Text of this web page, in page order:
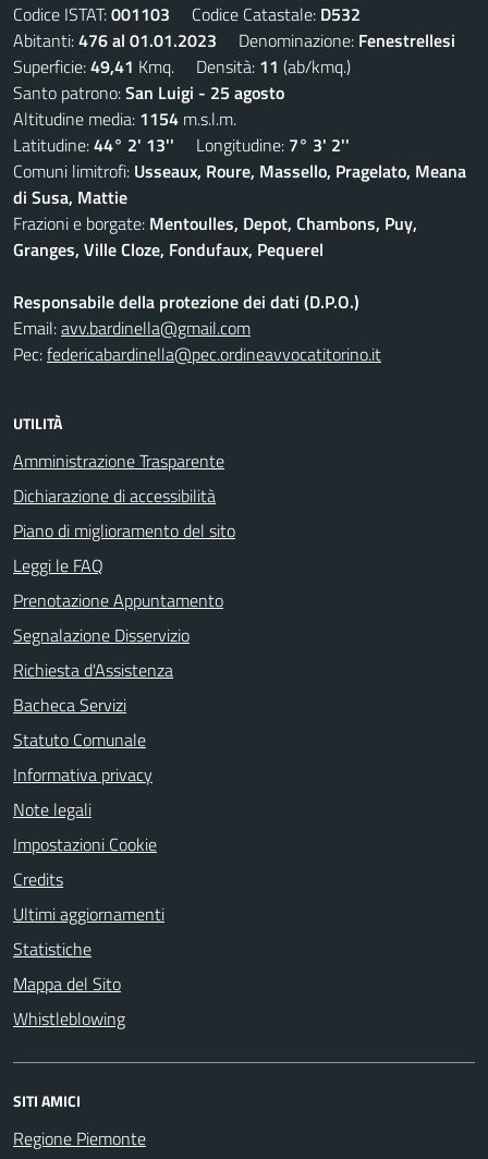
Codice ISTAT:001103 Codice Catastale: D532
Abitanti:476 al 01.01.2023 Denominazione: Fenestrellesi
Superficie:49,41 Kmq. Densità: 11 (ab/kmq.)
Santo patrono:San Luigi - 25 agosto
Altitudine media: 1154 m.s.l.m.
Latitudine:44° 2' 13'' Longitudine: 7° 3' 2''
Comuni limitrofi: Usseaux, Roure, Massello, Pragelato, Meana
di Susa, Mattie
Frazioni e borgate: Mentoulles, Depot, Chambons, Puy,
Granges, Ville Cloze, Fondufaux, Pequerel
Responsabile della protezione dei dati (D.P.O.)
Email:avv.bardinella@gmail.com
Pec:federicabardinella@pec.ordineavvocatitorino.it
UTILITÀ
Amministrazione Trasparente
Dichiarazione di accessibilità
Piano di miglioramento del sito
Leggi le FAQ
Prenotazione Appuntamento
Segnalazione Disservizio
Richiesta d'Assistenza
Bacheca Servizi
Statuto Comunale
Informativa privacy
Note legali
Impostazioni Cookie
Credits
Ultimi aggiornamenti
Statistiche
Mappa del Sito
Whistleblowing
SITI AMICI
Regione Piemonte